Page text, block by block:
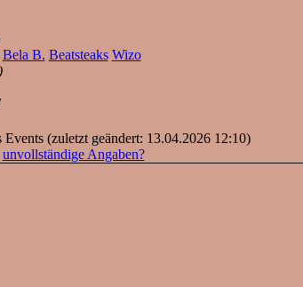
Bela B. Beatsteaks Wizo
)
Events (zuletzt geändert: 13.04.2026 12:10)
unvollständige Angaben?